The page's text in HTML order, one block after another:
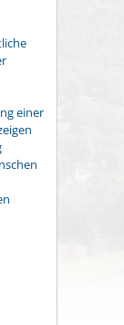
einer